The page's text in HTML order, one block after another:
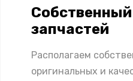
запчастей
Располагаем
оригинальных и